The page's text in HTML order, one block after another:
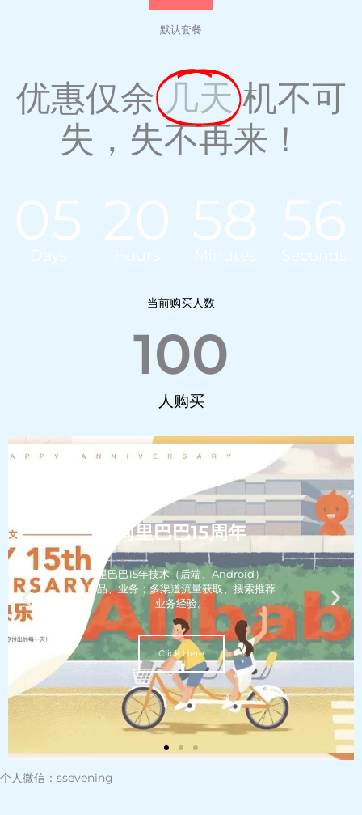
默认套餐
优惠仅余 几天 机不可
失，失不再来！
05
Days
20
Hours
58
Minutes
55
Seconds
当前购买人数
人购买
100
个人微信：ssevening